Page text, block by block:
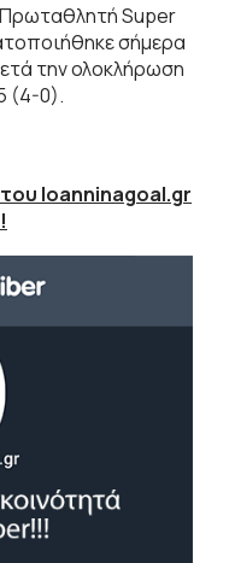
Super
σήμερα
την ολοκλήρωση
(4-0).
Ioanninagoal.gr